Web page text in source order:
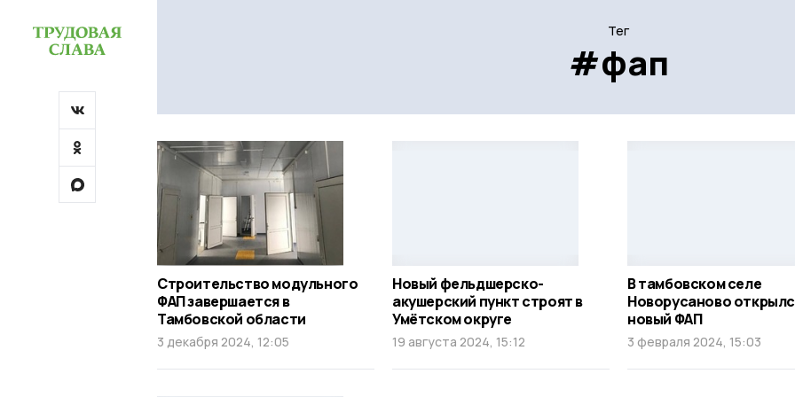
Тег
#фап
Строительство модульного
ФАП завершается в
Тамбовской области
3 декабря 2024, 12:05
Новый фельдшерско-
акушерский пункт строят в
Умётском округе
19 августа 2024, 15:12
В тамбовском селе
Новорусаново
новый ФАП
3 февраля 2024, 15:03